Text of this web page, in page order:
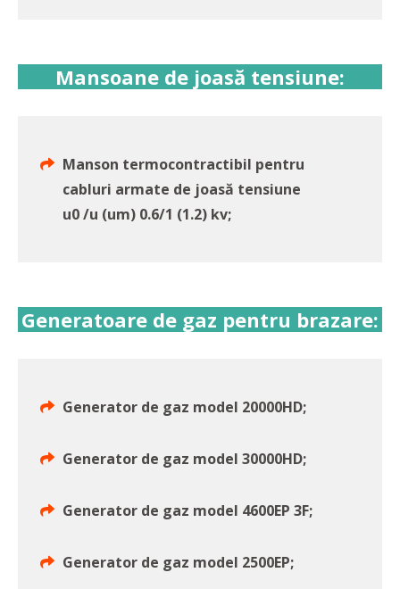
Mansoane de joasă tensiune:
Manson termocontractibil pentru
cabluri armate de joasă tensiune
u0 /u (um) 0.6/1 (1.2) kv;
Generatoare de gaz pentru brazare:
Generator de gaz model 20000HD;
Generator de gaz model 30000HD;
Generator de gaz model 4600EP 3F;
Generator de gaz model 2500EP;